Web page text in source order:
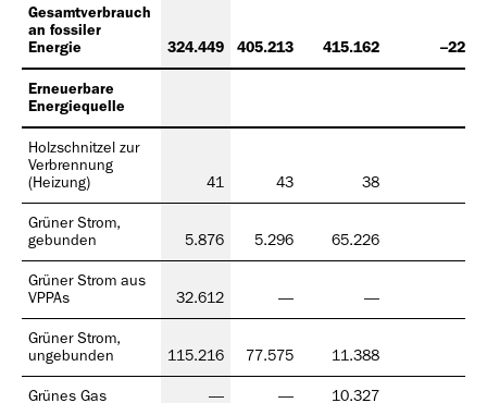
Gesamtverbrauch
an fossiler
Energie
324.449 405.213 415.162 –22 %
Erneuerbare
Energiequelle
Holzschnitzel zur
Verbrennung
(Heizung)
41 43 38
Grüner Strom,
gebunden
5.876 5.296 65.226
Grüner Strom aus
VPPAs
32.612 — —
Grüner Strom,
ungebunden
115.216 77.575 11.388
Grünes Gas — — 10.327